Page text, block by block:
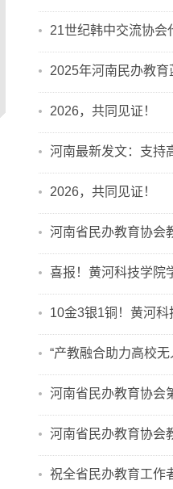
21世纪韩中交流协会
2025年河南民办教
2026，共同见证！
河南最新发文：支持
2026，共同见证！
河南省民办教育协会
喜报！黄河科技学院
10金3银1铜！黄河
“产教融合助力高校
河南省民办教育协会
河南省民办教育协会
祝全省民办教育工作